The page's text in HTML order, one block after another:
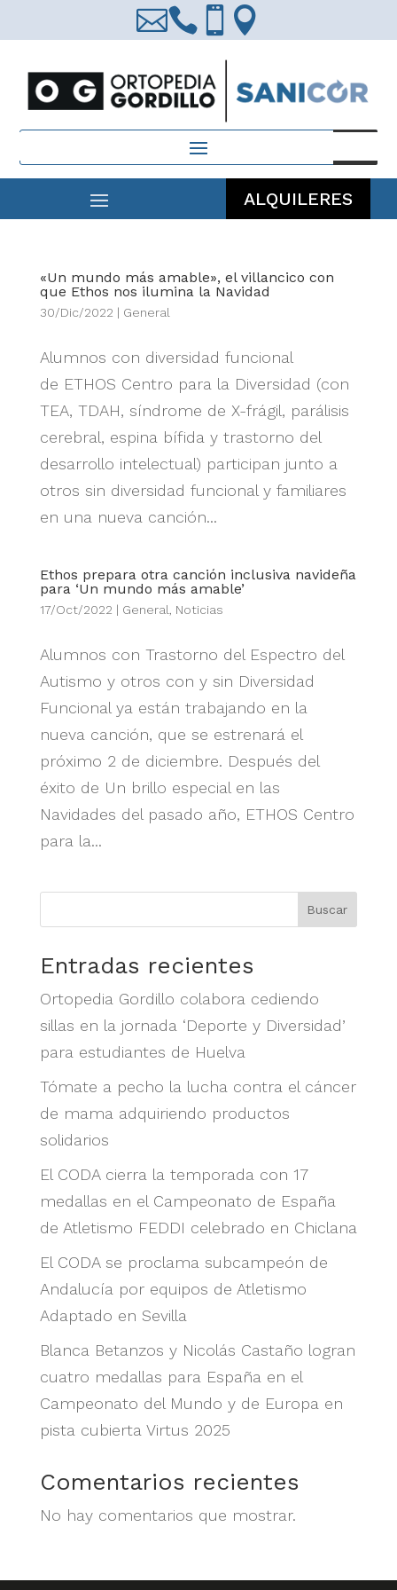
  
Búsqueda
productos
ALQUILERES
«Un mundo más amable», el villancico con
que Ethos nos ilumina la Navidad
30/Dic/2022 | General
Alumnos con diversidad funcional
de ETHOS Centro para la Diversidad (con
TEA, TDAH, síndrome de X-frágil, parálisis
cerebral, espina bífida y trastorno del
desarrollo intelectual) participan junto a
otros sin diversidad funcional y familiares
en una nueva canción...
Ethos prepara otra canción inclusiva navideña
para ‘Un mundo más amable’
17/Oct/2022 | General Noticias
Alumnos con Trastorno del Espectro del
Autismo y otros con y sin Diversidad
Funcional ya están trabajando en la
nueva canción, que se estrenará el
próximo 2 de diciembre. Después del
éxito de Un brillo especial en las
Navidades del pasado año, ETHOS Centro
para la...
Buscar
Entradas recientes
Ortopedia Gordillo colabora cediendo
sillas en la jornada ‘Deporte y Diversidad’
para estudiantes de Huelva
Tómate a pecho la lucha contra el cáncer
de mama adquiriendo productos
solidarios
El CODA cierra la temporada con 17
medallas en el Campeonato de España
de Atletismo FEDDI celebrado en Chiclana
El CODA se proclama subcampeón de
Andalucía por equipos de Atletismo
Adaptado en Sevilla
Blanca Betanzos y Nicolás Castaño logran
cuatro medallas para España en el
Campeonato del Mundo y de Europa en
pista cubierta Virtus 2025
Comentarios recientes
No hay comentarios que mostrar.